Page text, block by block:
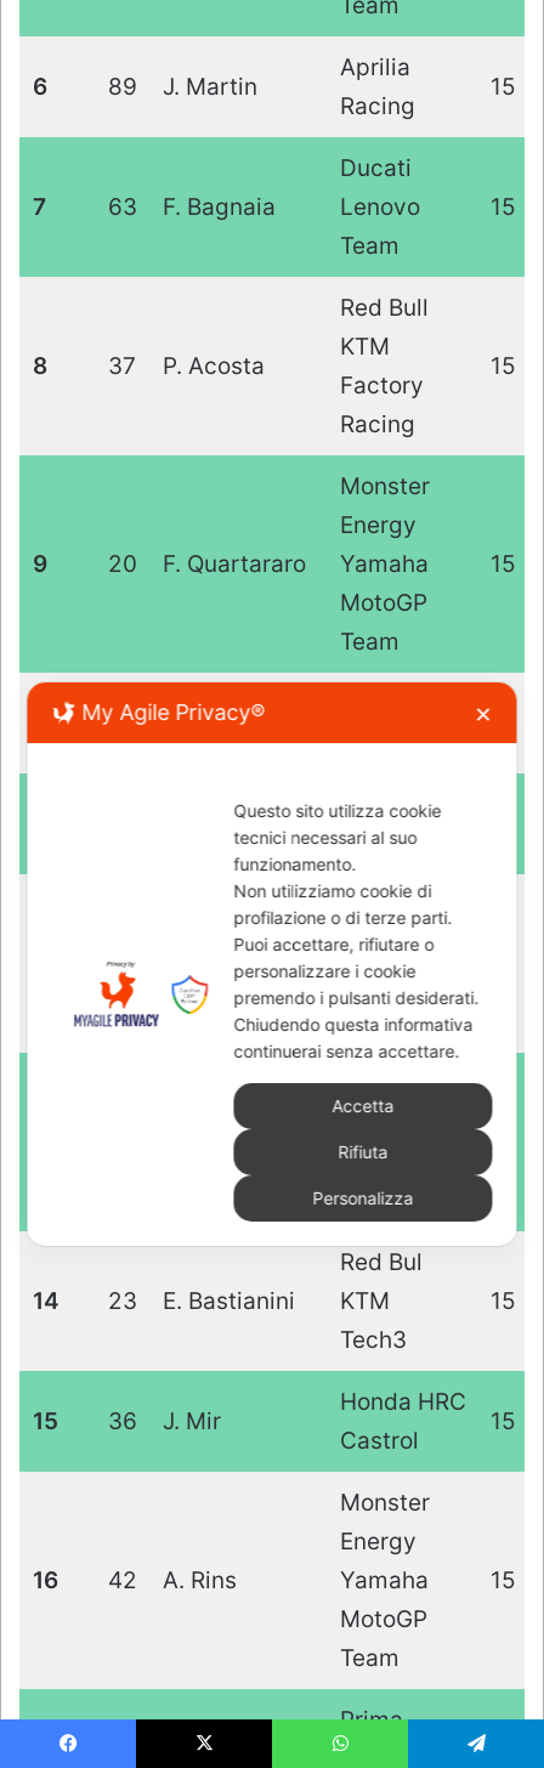
My Agile Privacy® ✕
Questo sito utilizza cookie
tecnici necessari al suo
funzionamento.
Non utilizziamo cookie di
profilazione o di terze parti.
Puoi accettare, rifiutare o
personalizzare i cookie
premendo i pulsanti desiderati.
Chiudendo questa informativa
continuerai senza accettare.
Accetta
Rifiuta
Personalizza